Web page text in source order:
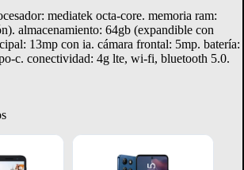
MARGEN
mediatek octa-core. memoria ram:
almacenamiento: 64gb (expandible con
13mp con ia. cámara frontal: 5mp. batería:
c. conectividad: 4g lte, wi-fi, bluetooth 5.0.